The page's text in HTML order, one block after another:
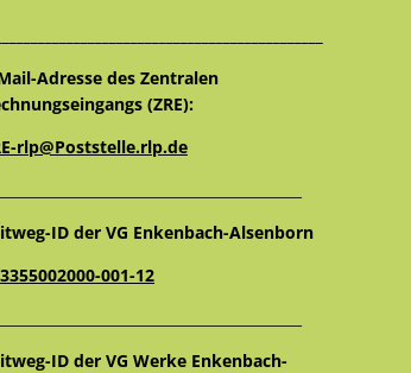
auszublenden
Adresse des Zentralen
(ZRE):
rlp@Poststelle.rlp.de
ID der VG Enkenbach-Alsenborn
001-12
ID der VG Werke Enkenbach-